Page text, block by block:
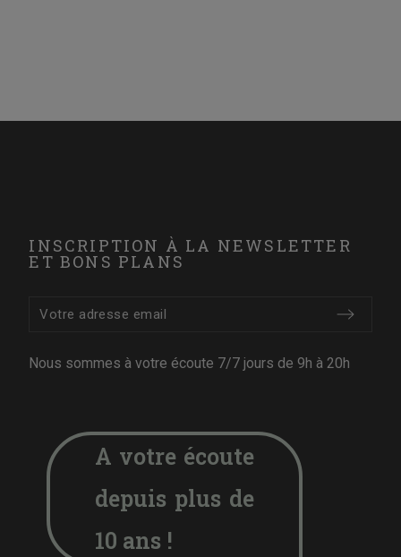
INSCRIPTION À LA NEWSLETTER
ET BONS PLANS
Nous sommes à votre écoute 7/7 jours de 9h à 20h
A votre écoute
depuis plus de
10 ans !